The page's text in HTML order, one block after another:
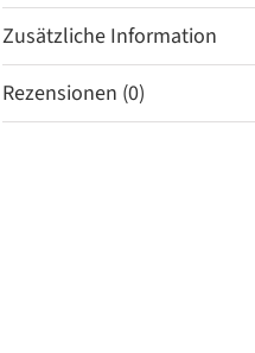
Zusätzliche Information
Rezensionen (0)